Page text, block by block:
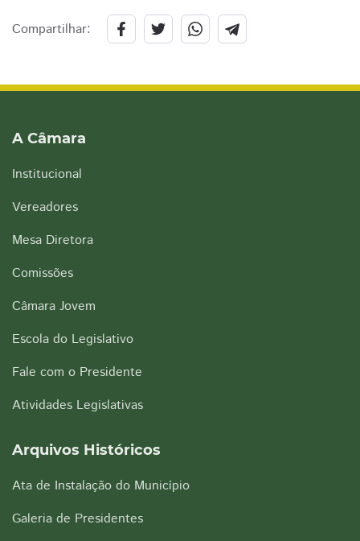
Compartilhar:
A Câmara
Institucional
Vereadores
Mesa Diretora
Comissões
Câmara Jovem
Escola do Legislativo
Fale com o Presidente
Atividades Legislativas
Arquivos Históricos
Ata de Instalação do Município
Galeria de Presidentes